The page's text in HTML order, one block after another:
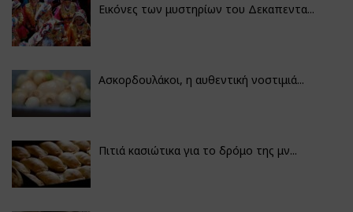
Εικόνες των μυστηρίων του Δεκαπεντα...
Ασκορδουλάκοι, η αυθεντική νοστιμιά...
Πιτιά κασιώτικα για το δρόμο της μν...